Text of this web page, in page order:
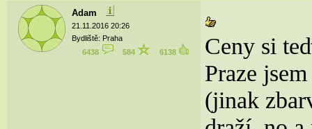
Adam
21.11.2016 20:26
Bydliště: Praha
6438
584 6138
Ceny si
Praze
(jinak